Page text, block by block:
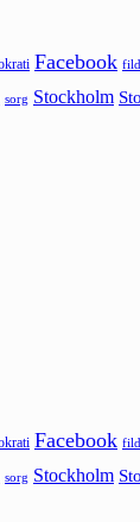
Facebook
sorg Stockholm
Facebook
sorg Stockholm